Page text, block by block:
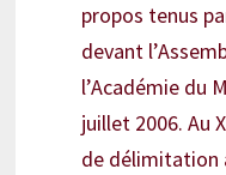
propos tenus
devant
l’Académie du
juillet 2006. Au
de délimitation